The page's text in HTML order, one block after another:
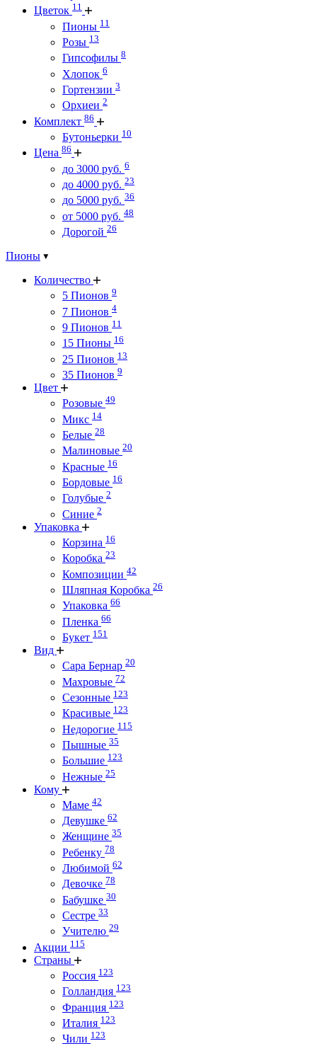
Цветок 11
Пионы 11
Розы 13
Гипсофилы 8
Хлопок 6
Гортензии 3
Орхиеи 2
Комплект 86
Бутоньерки 10
Цена 86
до 3000 руб. 6
до 4000 руб. 23
до 5000 руб. 36
от 5000 руб. 48
Дорогой 26
Пионы
Количество
5 Пионов 9
7 Пионов 4
9 Пионов 11
15 Пионы 16
25 Пионов 13
35 Пионов 9
Цвет
Розовые 49
Микс 14
Белые 28
Малиновые 20
Красные 16
Бордовые 16
Голубые 2
Синие 2
Упаковка
Корзина 16
Коробка 23
Композиции 42
Шляпная Коробка 26
Упаковка 66
Пленка 66
Букет 151
Вид
Сара Бернар 20
Махровые 72
Сезонные 123
Красивые 123
Недорогие 115
Пышные 35
Большие 123
Нежные 25
Кому
Маме 42
Девушке 62
Женщине 35
Ребенку 78
Любимой 62
Девочке 78
Бабушке 30
Сестре 33
Учителю 29
Акции 115
Страны
Россия 123
Голландия 123
Франция 123
Италия 123
Чили 123